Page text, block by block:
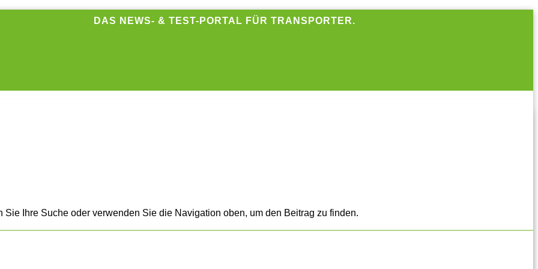
DAS NEWS- & TEST-PORTAL FÜR TRANSPORTER.
Ihre Suche oder verwenden Sie die Navigation oben, um den Beitrag zu finden.